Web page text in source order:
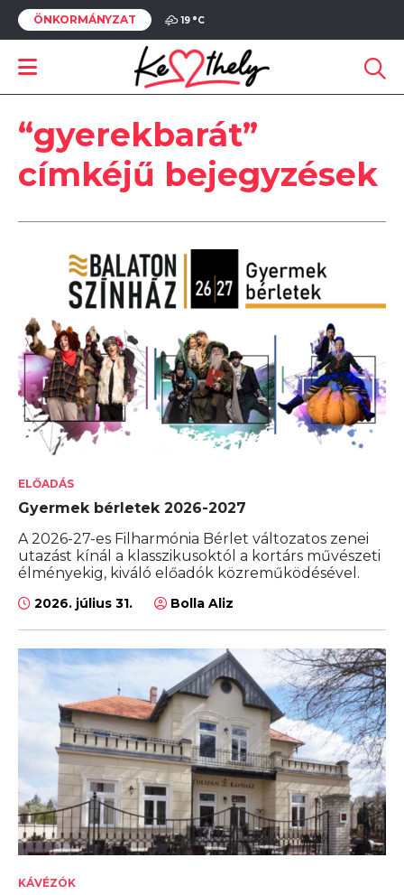
ÖNKORMÁNYZAT 19 °C
“gyerekbarát”
címkéjű bejegyzések
ELŐADÁS
Gyermek bérletek 2026-2027
A 2026-27-es Filharmónia Bérlet változatos zenei
utazást kínál a klasszikusoktól a kortárs művészeti
élményekig, kiváló előadók közreműködésével.
2026. július 31. Bolla Aliz
KÁVÉZÓK